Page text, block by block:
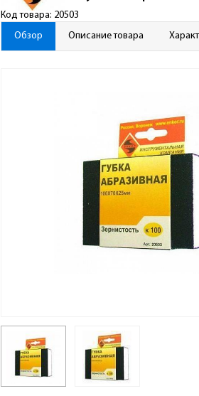
Код товара: 20503
Обзор Описание товара